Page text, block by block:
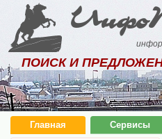
ПОИСК И
Главная Сервисы